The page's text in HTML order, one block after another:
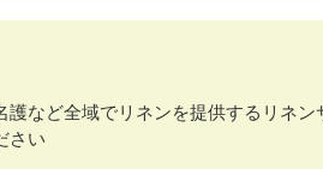
など全域でリネンを提供するリネ
さい